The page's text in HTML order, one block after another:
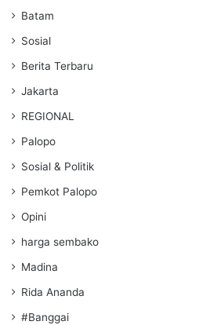
Batam
Sosial
Berita Terbaru
Jakarta
REGIONAL
Palopo
Sosial & Politik
Pemkot Palopo
Opini
harga sembako
Madina
Rida Ananda
#Banggai